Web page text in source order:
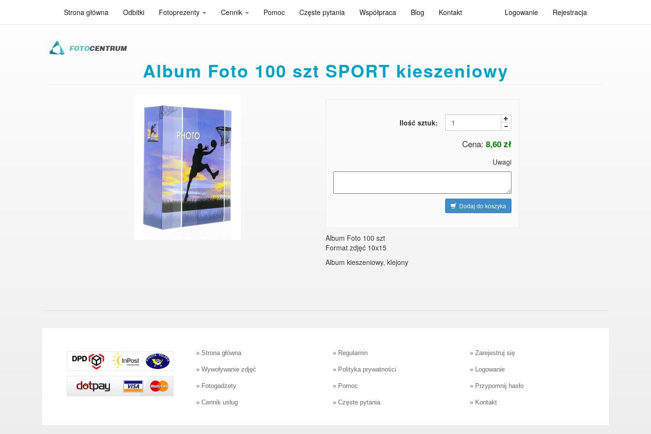
Strona główna Odbitki Fotoprezenty Cennik Pomoc Częste pytania Współpraca Blog Kontakt Logowanie Rejestracja
Album Foto 100 szt SPORT kieszeniowy
Ilość sztuk:
Cena: 8,60 zł
Uwagi
Dodaj do koszyka
Album Foto 100 szt
Format zdjęć 10x15
Album kieszeniowy, klejony
» Strona główna
» Wywoływanie zdjęć
» Fotogadżety
» Cennik usług
» Regulamin
» Polityka prywatności
» Pomoc
» Częste pytania
» Zarejestruj się
» Logowanie
» Przypomnij hasło
» Kontakt